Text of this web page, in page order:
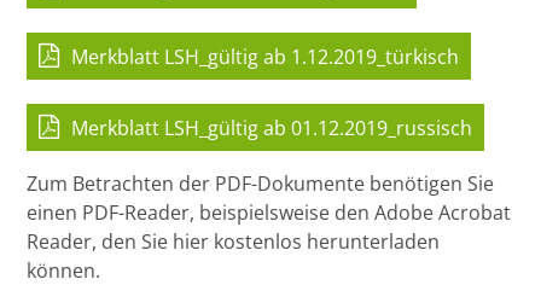
Merkblatt LSH_gültig ab 1.12.2019_türkisch
Merkblatt LSH_gültig ab 01.12.2019_russisch
Zum Betrachten der PDF-Dokumente benötigen Sie
einen PDF-Reader, beispielsweise den Adobe Acrobat
Reader, den Sie hier kostenlos herunterladen
können.